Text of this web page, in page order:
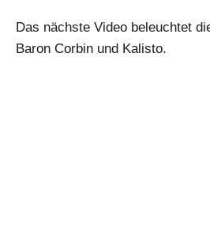
Das nächste Video beleuchtet
Baron Corbin und Kalisto.